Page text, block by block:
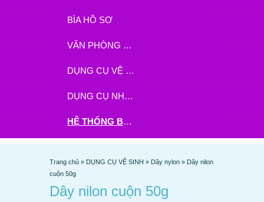
BÌA HỒ SƠ
VĂN PHÒNG PHẨM
DỤNG CỤ VỆ SINH
DỤNG CỤ NHÀ BẾP
HỆ THỐNG BHX - TGDĐ ĐẶT HÀNG TẠI ĐÂY
Trang chủ » DỤNG CỤ VỆ SINH » Dây nylon » Dây nilon
cuộn 50g
Dây nilon cuộn 50g